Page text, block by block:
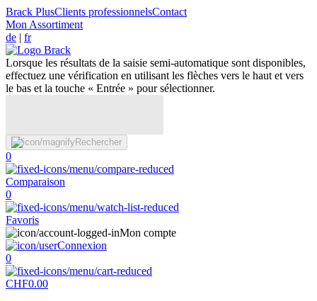
Brack PlusClients professionnelsContact
Mon Assortiment
de | fr
Lorsque les résultats de la saisie semi-automatique sont disponibles,
effectuez une vérification en utilisant les flèches vers le haut et vers
le bas et la touche « Entrée » pour sélectionner.
Rechercher
0
Comparaison
0
Favoris
Mon compte
Connexion
0
CHF0.00